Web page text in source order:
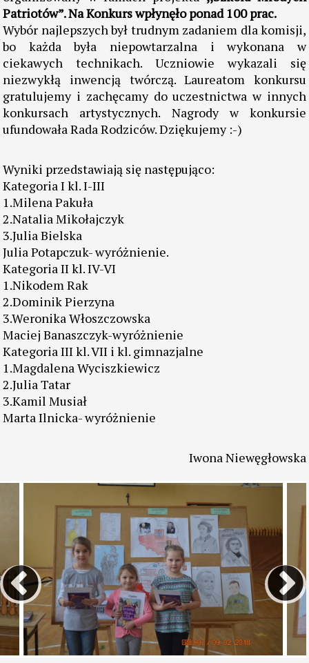
najwyższym”
W piątek przed feriami zimowymi został
rozstrzygnięty w naszej szkole konkurs plastyczny
organizowany w ramach projektu,,Szkoła Młodych
Patriotów”. Na Konkurs wpłynęło ponad 100 prac.
Wybór najlepszych był trudnym zadaniem dla komisji,
bo każda była niepowtarzalna i wykonana w
niezwykłą inwencją twórczą. Laureatom konkursu
gratulujemy i zachęcamy do uczestnictwa w innych
konkursach artystycznych. Nagrody w konkursie
ufundowała Rada Rodziców. Dziękujemy :-)
Wyniki przedstawiają się następująco:
Kategoria I kl. I-III
1.Milena Pakuła
2.Natalia Mikołajczyk
3.Julia Bielska
Julia Potapczuk- wyróżnienie.
Kategoria II kl. IV-VI
1.Nikodem Rak
2.Dominik Pierzyna
3.Weronika Włoszczowska
Maciej Banaszczyk-wyróżnienie
2.Julia Tatar
Marta Ilnicka- wyróżnienie
Iwona Niewęgłowska